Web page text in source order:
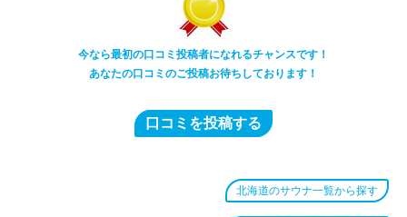
今なら最初の口コミ投稿者になれるチャンスです！
あなたの口コミのご投稿お待ちしております！
口コミを投稿する
北海道のサウナ一覧から探す